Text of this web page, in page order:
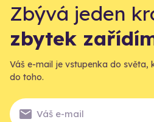
Zbývá jeden
zbytek
Váš e-mail je vstupenka do světa,
do toho.